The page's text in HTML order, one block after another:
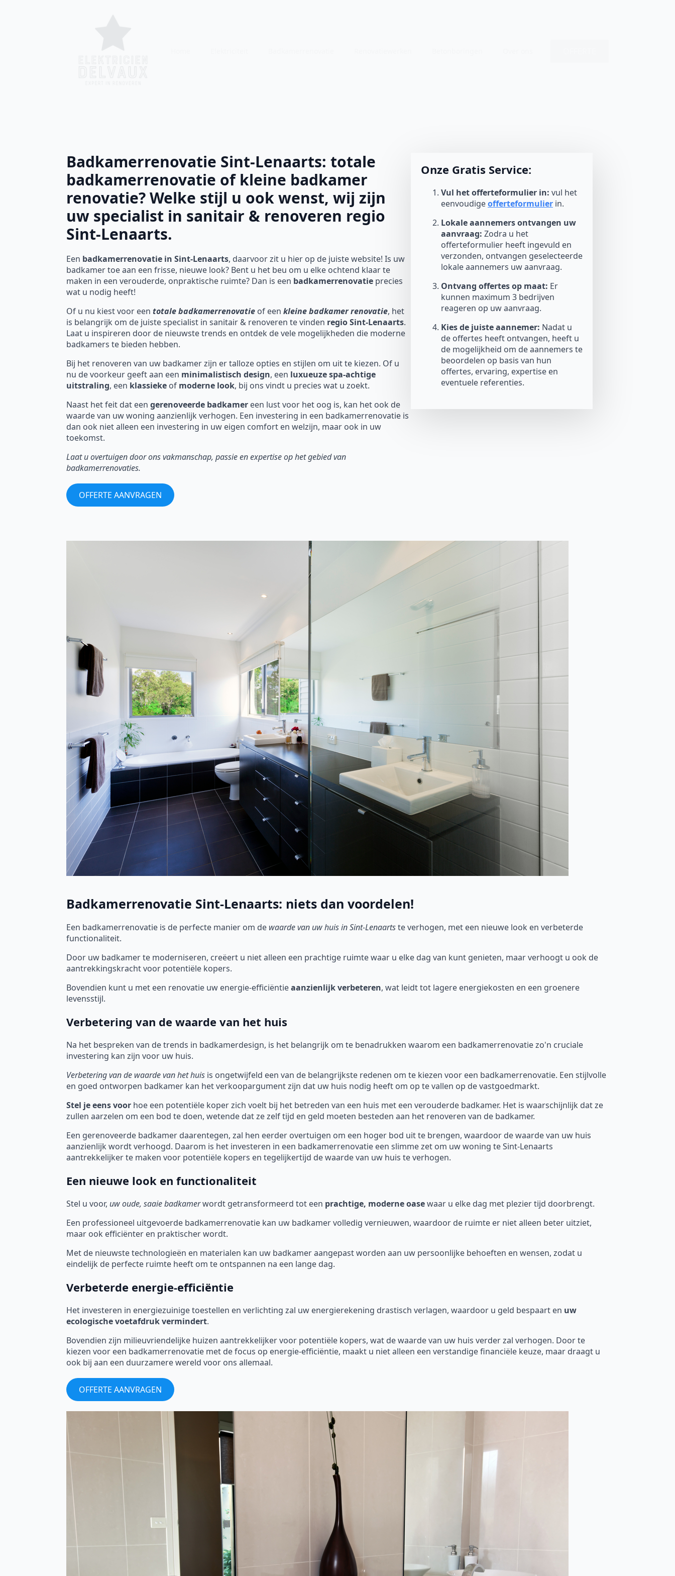
Badkamerrenovatie Sint-Lenaarts: totale
badkamerrenovatie of kleine badkamer
renovatie? Welke stijl u ook wenst, wij zijn
uw specialist in sanitair & renoveren regio
Sint-Lenaarts.
Een badkamerrenovatie in Sint-Lenaarts, daarvoor zit u hier op de juiste website! Is uw
badkamer toe aan een frisse, nieuwe look? Bent u het beu om u elke ochtend klaar te
maken in een verouderde, onpraktische ruimte? Dan is een badkamerrenovatie precies
wat u nodig heeft!
Of u nu kiest voor een totale badkamerrenovatie of een kleine badkamer renovatie, het
is belangrijk om de juiste specialist in sanitair & renoveren te vinden regio Sint-Lenaarts.
Laat u inspireren door de nieuwste trends en ontdek de vele mogelijkheden die moderne
badkamers te bieden hebben.
Bij het renoveren van uw badkamer zijn er talloze opties en stijlen om uit te kiezen. Of u
nu de voorkeur geeft aan een minimalistisch design, een luxueuze spa-achtige
uitstraling, een klassieke of moderne look, bij ons vindt u precies wat u zoekt.
Naast het feit dat een gerenoveerde badkamer een lust voor het oog is, kan het ook de
waarde van uw woning aanzienlijk verhogen. Een investering in een badkamerrenovatie is
dan ook niet alleen een investering in uw eigen comfort en welzijn, maar ook in uw
toekomst.
Laat u overtuigen door ons vakmanschap, passie en expertise op het gebied van
badkamerrenovaties.
OFFERTE AANVRAGEN
Onze Gratis Service:
Vul het offerteformulier in: vul het
eenvoudigeofferteformulier in.
Lokale aannemers ontvangen uw
aanvraag: Zodra u het
offerteformulier heeft ingevuld en
verzonden, ontvangen geselecteerde
lokale aannemers uw aanvraag.
Ontvang offertes op maat: Er
kunnen maximum 3 bedrijven
reageren op uw aanvraag.
Kies de juiste aannemer: Nadat u
de offertes heeft ontvangen, heeft u
de mogelijkheid om de aannemers te
beoordelen op basis van hun
offertes, ervaring, expertise en
eventuele referenties.
Badkamerrenovatie Sint-Lenaarts: niets dan voordelen!
Een badkamerrenovatie is de perfecte manier om de waarde van uw huis in Sint-Lenaartste verhogen, met een nieuwe look en verbeterde
functionaliteit.
Door uw badkamer te moderniseren, creëert u niet alleen een prachtige ruimte waar u elke dag van kunt genieten, maar verhoogt u ook de
aantrekkingskracht voor potentiële kopers.
Bovendien kunt u met een renovatie uw energie-efficiëntieaanzienlijk verbeteren, wat leidt tot lagere energiekosten en een groenere
levensstijl.
Verbetering van de waarde van het huis
Na het bespreken van de trends in badkamerdesign, is het belangrijk om te benadrukken waarom een badkamerrenovatie zo'n cruciale
investering kan zijn voor uw huis.
Verbetering van de waarde van het huis is ongetwijfeld een van de belangrijkste redenen om te kiezen voor een badkamerrenovatie. Een stijlvolle
en goed ontworpen badkamer kan het verkoopargument zijn dat uw huis nodig heeft om op te vallen op de vastgoedmarkt.
Stel je eens voor hoe een potentiële koper zich voelt bij het betreden van een huis met een verouderde badkamer. Het is waarschijnlijk dat ze
zullen aarzelen om een bod te doen, wetende dat ze zelf tijd en geld moeten besteden aan het renoveren van de badkamer.
Een gerenoveerde badkamer daarentegen, zal hen eerder overtuigen om een hoger bod uit te brengen, waardoor de waarde van uw huis
aanzienlijk wordt verhoogd. Daarom is het investeren in een badkamerrenovatie een slimme zet om uw woning te Sint-Lenaarts
aantrekkelijker te maken voor potentiële kopers en tegelijkertijd de waarde van uw huis te verhogen.
Een nieuwe look en functionaliteit
Stel u voor, uw oude, saaie badkamerwordt getransformeerd tot een prachtige, moderne oasewaar u elke dag met plezier tijd doorbrengt.
Een professioneel uitgevoerde badkamerrenovatie kan uw badkamer volledig vernieuwen, waardoor de ruimte er niet alleen beter uitziet,
maar ook efficiënter en praktischer wordt.
Met de nieuwste technologieën en materialen kan uw badkamer aangepast worden aan uw persoonlijke behoeften en wensen, zodat u
eindelijk de perfecte ruimte heeft om te ontspannen na een lange dag.
Verbeterde energie-efficiëntie
Het investeren in energiezuinige toestellen en verlichting zal uw energierekening drastisch verlagen, waardoor u geld bespaart en uw
ecologische voetafdruk vermindert.
Bovendien zijn milieuvriendelijke huizen aantrekkelijker voor potentiële kopers, wat de waarde van uw huis verder zal verhogen. Door te
kiezen voor een badkamerrenovatie met de focus op energie-efficiëntie, maakt u niet alleen een verstandige financiële keuze, maar draagt u
ook bij aan een duurzamere wereld voor ons allemaal.
OFFERTE AANVRAGEN